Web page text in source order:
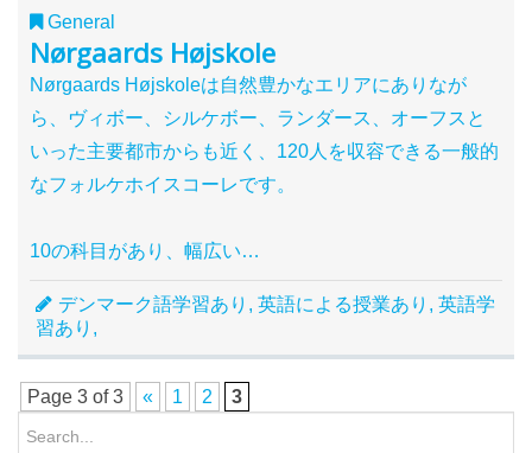
General
Nørgaards Højskole
Nørgaards Højskoleは自然豊かなエリアにありなが
ら、ヴィボー、シルケボー、ランダース、オーフスと
いった主要都市からも近く、120人を収容できる一般的
なフォルケホイスコーレです。
10の科目があり、幅広い…
デンマーク語学習あり, 英語による授業あり, 英語学
習あり,
Page 3 of 3 « 1 2 3